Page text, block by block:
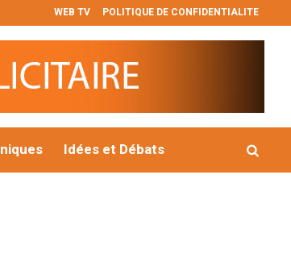
WEB TV POLITIQUE DE CONFIDENTIALITE
Vérification de l’INSP : une série de graves
Idées et Débats